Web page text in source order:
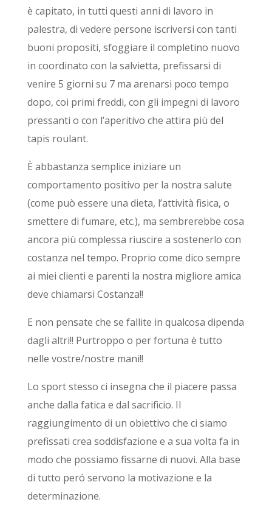
è capitato, in tutti questi anni di lavoro in
palestra, di vedere persone iscriversi con tanti
buoni propositi, sfoggiare il completino nuovo
in coordinato con la salvietta, prefissarsi di
venire 5 giorni su 7 ma arenarsi poco tempo
dopo, coi primi freddi, con gli impegni di lavoro
pressanti o con l’aperitivo che attira più del
tapis roulant.
È abbastanza semplice iniziare un
comportamento positivo per la nostra salute
(come può essere una dieta, l’attività fisica, o
smettere di fumare, etc.), ma sembrerebbe cosa
ancora più complessa riuscire a sostenerlo con
costanza nel tempo. Proprio come dico sempre
ai miei clienti e parenti la nostra migliore amica
deve chiamarsi Costanza!!
E non pensate che se fallite in qualcosa dipenda
dagli altri!! Purtroppo o per fortuna è tutto
nelle vostre/nostre mani!!
Lo sport stesso ci insegna che il piacere passa
anche dalla fatica e dal sacrificio. Il
raggiungimento di un obiettivo che ci siamo
prefissati crea soddisfazione e a sua volta fa in
modo che possiamo fissarne di nuovi. Alla base
di tutto peró servono la motivazione e la
determinazione.